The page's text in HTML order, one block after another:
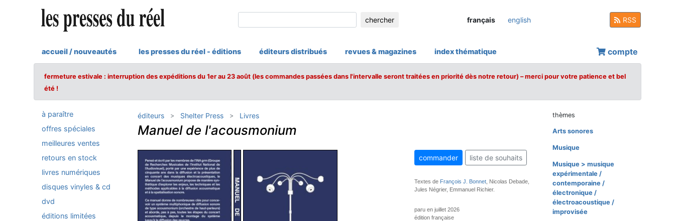
chercher français english RSS
accueil / nouveautés les presses du réel - éditions éditeurs distribués revues & magazines index thématique compte
fermeture estivale : interruption des expéditions du 1er au 23 août (les commandes passées dans l'intervalle seront traitées en priorité dès notre retour) – merci pour votre patience et bel
été !
à paraître
offres spéciales
meilleures ventes
retours en stock
livres numériques
disques vinyles & cd
dvd
éditions limitées
éditeurs Shelter Press Livres
Manuel de l'acousmonium
commander liste de souhaits
Textes de François J. Bonnet, Nicolas Debade,
Jules Négrier, Emmanuel Richier.
paru en juillet 2026
édition française
thèmes
Arts sonores
Musique
Musique > musique
expérimentale /
contemporaine /
électronique /
électroacoustique /
improvisée